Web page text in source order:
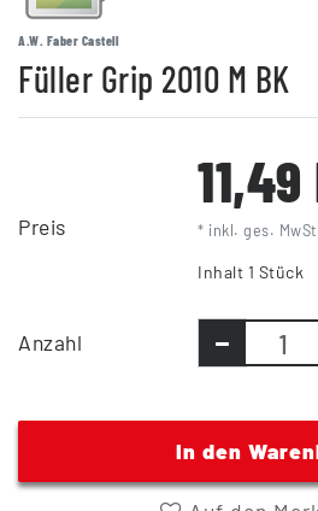
A.W. Faber Castell
Füller Grip 2010 M BK
Preis * inkl. ges.
Inhalt 1 Stück
Anzahl
In den